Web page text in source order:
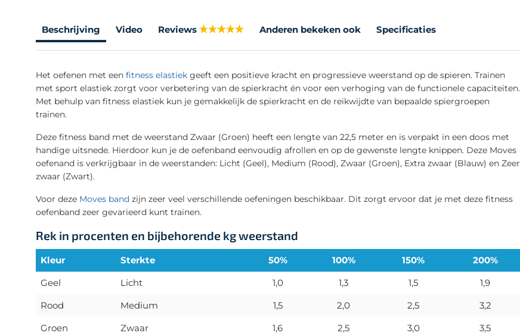
Beschrijving Video Reviews Anderen bekeken ook Specificaties
Het oefenen met een fitness elastiek geeft een positieve kracht en progressieve weerstand op de spieren. Trainen
met sport elastiek zorgt voor verbetering van de spierkracht én voor een verhoging van de functionele capaciteiten.
Met behulp van fitness elastiek kun je gemakkelijk de spierkracht en de reikwijdte van bepaalde spiergroepen
trainen.
Deze fitness band met de weerstand Zwaar (Groen) heeft een lengte van 22,5 meter en is verpakt in een doos met
handige uitsnede. Hierdoor kun je de oefenband eenvoudig afrollen en op de gewenste lengte knippen. Deze Moves
oefenand is verkrijgbaar in de weerstanden: Licht (Geel), Medium (Rood), Zwaar (Groen), Extra zwaar (Blauw) en Zeer
zwaar (Zwart).
Voor deze Moves band zijn zeer veel verschillende oefeningen beschikbaar. Dit zorgt ervoor dat je met deze fitness
oefenband zeer gevarieerd kunt trainen.
Rek in procenten en bijbehorende kg weerstand
Kleur Sterkte 50% 100% 150%
200%
Geel
Licht 1,0 1,3 1,5
1,9
Rood
Medium 1,5 2,0 2,5
3,2
Groen
Zwaar 1,6 2,5 3,0
3,5